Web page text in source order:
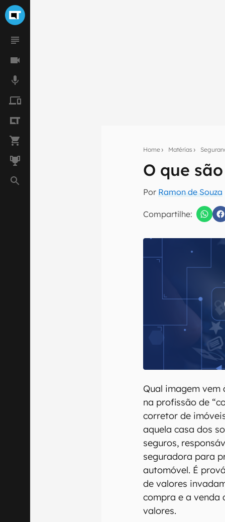
Home Matérias
O que
Por Ramon de Souza
Compartilhe:
Assine a
Confirmo
Qual imagem vem
na profissão de
corretor de
aquela casa dos
seguros,
seguradora para
automóvel. É
de valores
compra e a venda
valores.